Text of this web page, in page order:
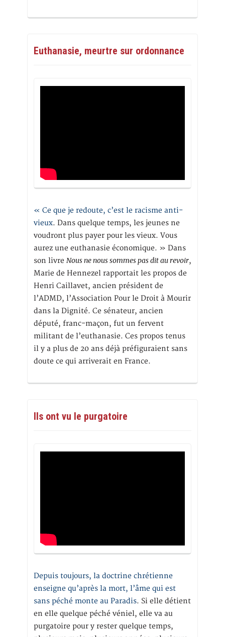
Euthanasie, meurtre sur ordonnance
« Ce que je redoute, c’est le racisme anti-
vieux. Dans quelque temps, les jeunes ne
voudront plus payer pour les vieux. Vous
aurez une euthanasie économique. » Dans
son livre Nous ne nous sommes pas dit au revoir,
Marie de Hennezel rapportait les propos de
Henri Caillavet, ancien président de
l’ADMD, l’Association Pour le Droit à Mourir
dans la Dignité. Ce sénateur, ancien
député, franc-maçon, fut un fervent
militant de l’euthanasie. Ces propos tenus
il y a plus de 20 ans déjà préfiguraient sans
doute ce qui arriverait en France.
Ils ont vu le purgatoire
Depuis toujours, la doctrine chrétienne
enseigne qu’après la mort, l’âme qui est
sans péché monte au Paradis. Si elle détient
en elle quelque péché véniel, elle va au
purgatoire pour y rester quelque temps,